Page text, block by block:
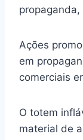
Ações
em
comerciais
O totem
material de